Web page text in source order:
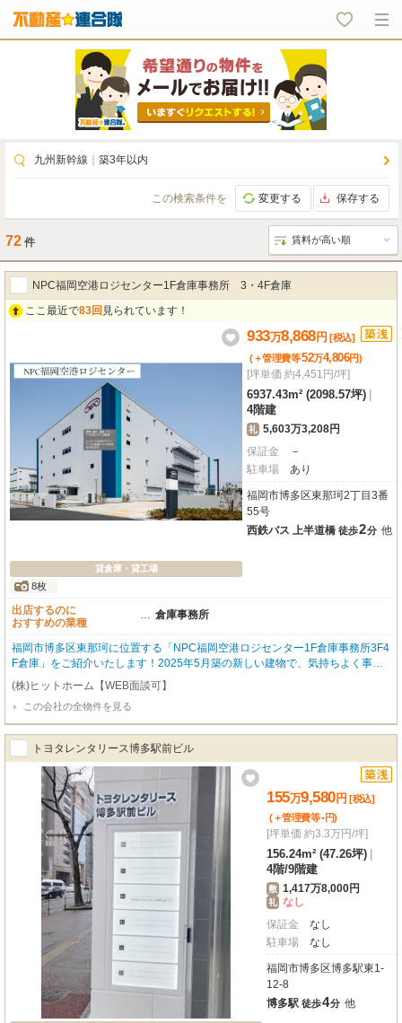
九州新幹線 築3年以内
この検索条件を 変更する 保存する
72 件
NPC福岡空港ロジセンター1F倉庫事務所 3・4F倉庫
ここ最近で83回 見られています！
貸倉庫・貸工場
8枚
933万8,868円 [税込]
(＋管理費等52万4,806円)
[坪単価 約4,451円/坪]
6937.43m² (2098.57坪)
4階建
礼 5,603万3,208円
保証金
－
駐車場
あり
福岡市博多区東那珂2丁目3番
55号
西鉄バス 上半道橋 徒歩2分 他
出店するのに
おすすめの業種
… 倉庫事務所
福岡市博多区東那珂に位置する「NPC福岡空港ロジセンター1F倉庫事務所3F4
F倉庫」をご紹介いたします！2025年5月築の新しい建物で、気持ちよく事業
をスタートできる築浅物件です。西鉄バス「上半道橋」バス停までわずか徒歩
2分とアクセスしやすく、通勤や物流の拠点としても大変便利ですね。広々と
した1455.51㎡の空間は、倉庫と事務所を兼ね備え、多様なビジネスニーズに
お応えできるでしょう。無料駐車場やエレベーター、給排水設備も完備してお
り、大型車の進入も可能ですので、物流倉庫や作業所として効率的な運営が期
待できます。幹線道路沿いの立地とI.C近くという点も、ビジネスチャンスを
広げる大きな魅力です。業務スーパーが徒歩4分と、日々のちょっとした買い
出しにも困りません。ぜひ一度、この広さと利便性を兼ね備えた理想のビジネ
ス空間を現地でご体感ください。
(株)ヒットホーム【WEB面談可】
この会社の全物件を見る
トヨタレンタリース博多駅前ビル
155万9,580円 [税込]
(＋管理費等-円)
[坪単価 約3.3万円/坪]
156.24m² (47.26坪)
4階/9階建
敷 1,417万8,000円
礼 なし
保証金
なし
駐車場
なし
福岡市博多区博多駅東1-
12-8
博多駅 徒歩4分 他